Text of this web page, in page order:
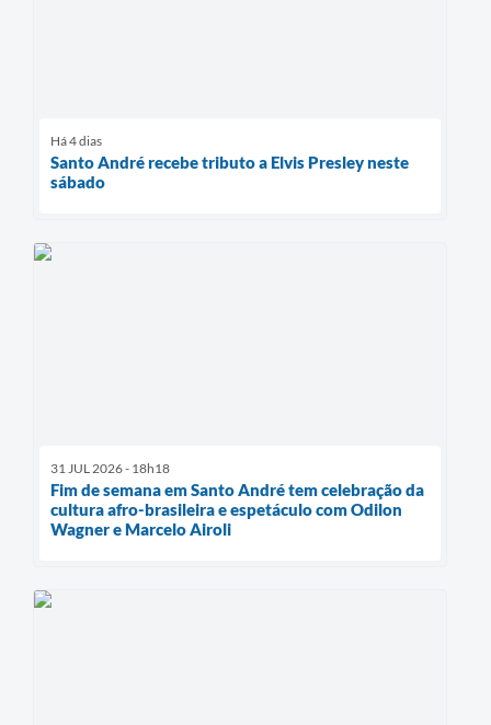
Há 4 dias
Santo André recebe tributo a Elvis Presley neste
sábado
31 JUL 2026 - 18h18
Fim de semana em Santo André tem celebração da
cultura afro-brasileira e espetáculo com Odilon
Wagner e Marcelo Airoli